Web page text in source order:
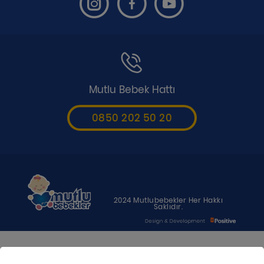
Mutlu Bebek Hattı
0850 202 50 20
2024 Mutlubebekler Her Hakkı
Saklıdır.